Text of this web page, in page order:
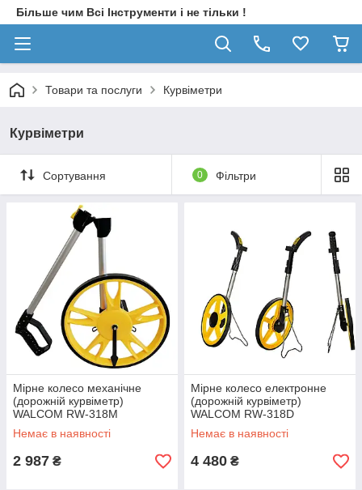
Більше чим Всі Інструменти і не тільки !
Товари та послуги Курвіметри
Курвіметри
Сортування 0 Фільтри
Мірне колесо механічне
(дорожній курвіметр)
WALCOM RW-318M
Немає в наявності
2 987 ₴
Мірне колесо електронне
(дорожній курвіметр)
WALCOM RW-318D
Немає в наявності
4 480 ₴